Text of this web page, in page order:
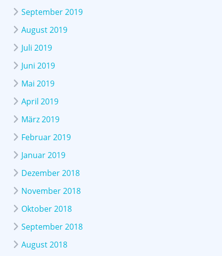
September 2019
August 2019
Juli 2019
Juni 2019
Mai 2019
April 2019
März 2019
Februar 2019
Januar 2019
Dezember 2018
November 2018
Oktober 2018
September 2018
August 2018